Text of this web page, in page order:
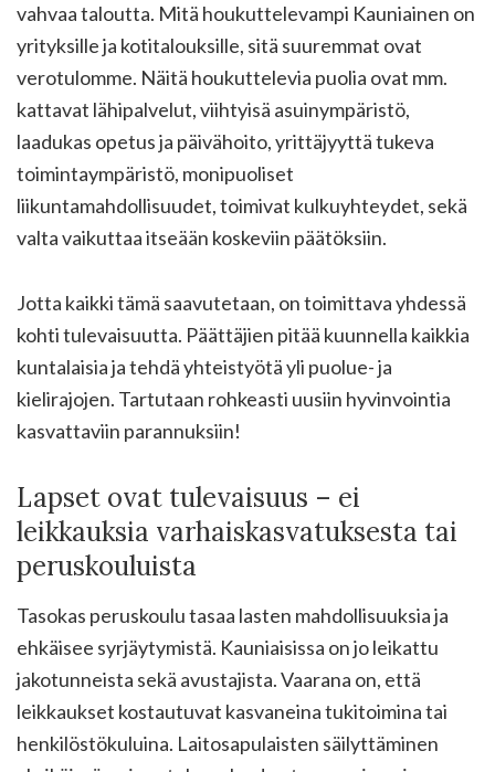
vahvaa taloutta. Mitä houkuttelevampi Kauniainen on
yrityksille ja kotitalouksille, sitä suuremmat ovat
verotulomme. Näitä houkuttelevia puolia ovat mm.
kattavat lähipalvelut, viihtyisä asuinympäristö,
laadukas opetus ja päivähoito, yrittäjyyttä tukeva
toimintaympäristö, monipuoliset
liikuntamahdollisuudet, toimivat kulkuyhteydet, sekä
valta vaikuttaa itseään koskeviin päätöksiin.
Jotta kaikki tämä saavutetaan, on toimittava yhdessä
kohti tulevaisuutta. Päättäjien pitää kuunnella kaikkia
kuntalaisia ja tehdä yhteistyötä yli puolue- ja
kielirajojen. Tartutaan rohkeasti uusiin hyvinvointia
kasvattaviin parannuksiin!
Lapset ovat tulevaisuus – ei
leikkauksia varhaiskasvatuksesta tai
peruskouluista
Tasokas peruskoulu tasaa lasten mahdollisuuksia ja
ehkäisee syrjäytymistä. Kauniaisissa on jo leikattu
jakotunneista sekä avustajista. Vaarana on, että
leikkaukset kostautuvat kasvaneina tukitoimina tai
henkilöstökuluina. Laitosapulaisten säilyttäminen